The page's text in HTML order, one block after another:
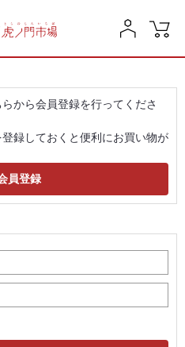
から会員登録を行ってくださ
録しておくと便利にお買い物が